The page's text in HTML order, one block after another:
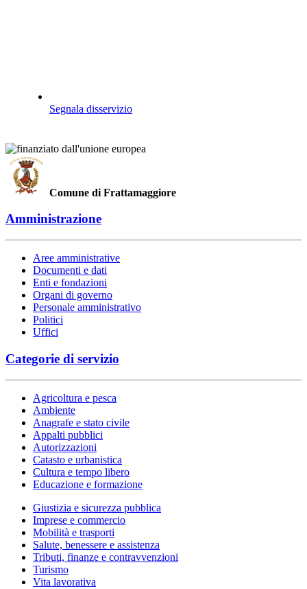
Segnala disservizio
Comune di Frattamaggiore
Amministrazione
Aree amministrative
Documenti e dati
Enti e fondazioni
Organi di governo
Personale amministrativo
Politici
Uffici
Categorie di servizio
Agricoltura e pesca
Ambiente
Anagrafe e stato civile
Appalti pubblici
Autorizzazioni
Catasto e urbanistica
Cultura e tempo libero
Educazione e formazione
Giustizia e sicurezza pubblica
Imprese e commercio
Mobilità e trasporti
Salute, benessere e assistenza
Tributi, finanze e contravvenzioni
Turismo
Vita lavorativa